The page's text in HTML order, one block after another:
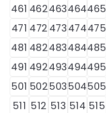
461 462463464465
471 472 473474475
481 482483484485
491 492493494495
501 502503504505
511 512 513 514 515